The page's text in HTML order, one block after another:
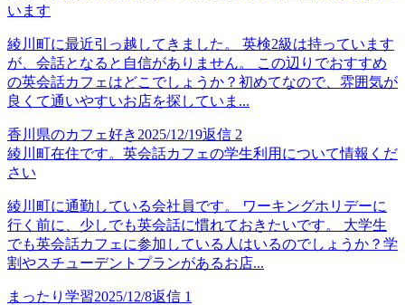
います
綾川町に最近引っ越してきました。 英検2級は持っています
が、会話となると自信がありません。 この辺りでおすすめ
の英会話カフェはどこでしょうか？初めてなので、雰囲気が
良くて通いやすいお店を探していま...
香川県のカフェ好き 2025/12/19返信 2
綾川町在住です。英会話カフェの学生利用について情報くだ
さい
綾川町に通勤している会社員です。 ワーキングホリデーに
行く前に、少しでも英会話に慣れておきたいです。 大学生
でも英会話カフェに参加している人はいるのでしょうか？学
割やスチューデントプランがあるお店...
まったり学習2025/12/8返信 1